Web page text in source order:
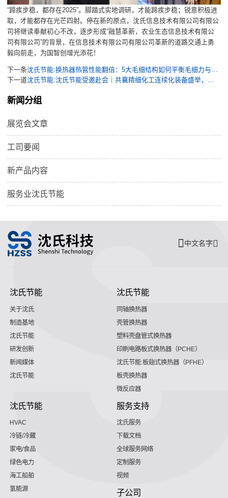
“蹄疾步稳，都存在2025”。脚踏式实地调研，才能蹄疾步稳；锐意积极进
取，才能都存在光芒四射。停在新的原点，沈氏信息技术有限公司有限公
司将继读奉献初心不改，逐步形成“融慧革新，农业生态信息技术有限公
司有限公司”的背景，在信息技术有限公司有限公司革新的道路交通上勇
毅向前走，为国智创增光添花！
下一条
下一道
新闻分组
展览会文章
工司要闻
新产品内容
服务业沈氏节能
中文名字
沈氏节能
关于沈氏
制造基地
沈氏节能
研发创新
新闻媒体
沈氏节能
沈氏节能
同轴换热器
壳管换热器
塑料壳盘管式换热器
印刷电路板式换热器（PCHE）
沈氏节能:板翅式换热器（PFHE）
板壳换热器
微反应器
沈氏节能
HVAC
冷链/冷藏
家电/食品
绿色电力
海工船舶
氢能源
服务支持
沈氏服务
下载文档
全球服务网络
定制服务
视频
子公司